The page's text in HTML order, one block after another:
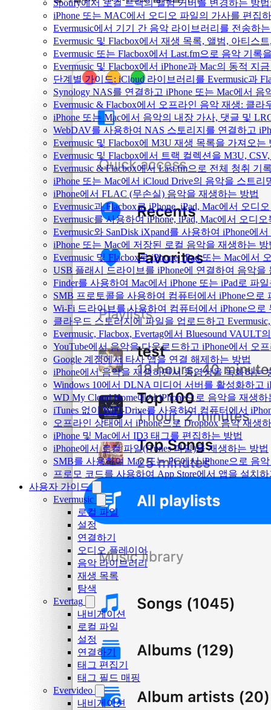
Spotify에서 로컬 트랙의 앨범 커버를 변경하는 방
iPhone 또는 MAC에서 오디오 파일의 가사를 편집
Evermusic에서 기기 간 음악 라이브러리를 전송하
Evermusic 및 Flacbox에서 재생 목록, 앨범, 아티스
Evermusic 또는 Flacbox에서 Last.fm으로 음악 기록
Evermusic 및 Flacbox에서 iPhone과 Mac의 동적 지
단계별 가이드: iCloud 라이브러리를 Evermusic과
Synology NAS를 연결하고 iPhone 또는 Mac에서 음
Evermusic & Flacbox에서 오프라인 음악 재생: 클
iPhone 또는 Mac에서 음악의 내장 가사, 댓글 및
WebDAV를 사용하여 NAS 스토리지를 연결하고
Evermusic 및 Flacbox에 M3U 재생 목록을 가져오는
Evermusic 및 Flacbox에서 트랙 컬렉션을 M3U,
Evermusic & Flacbox에서 Last.fm으로 전체 청취 기
iPhone 또는 Mac에서 iCloud Drive의 음악을 스트리
iPhone에서 FLAC (무손실) 음악을 재생하는 방법
Evermusic과 Flacbox로 iPhone, iPad, Mac에서 오
Evermusic를 사용하여 iPhone, iPad, Mac에서 오디
Evermusic와 SanDisk iXpand를 사용하여 iPhone
iPhone 또는 Mac에 저장된 로컬 음악을 재생하는 방
Evermusic 및 Flacbox로 iPhone, iPad 또는 Mac에
USB 플래시 드라이브를 iPhone에 연결하여 음악
Finder를 사용하여 Mac에서 iPhone 또는 iPad로 파
SMB 프로토콜을 사용하여 컴퓨터에서 iPhone으로
Wi-Fi 드라이브를 사용하여 컴퓨터에서 iPhone으
클라우드 스토리지에 파일을 업로드하고
Evermusic, Flacbox, Evertag에서 Bluesound
YouTube에서 음악을 다운로드하고 iPhone에서 오
Google 계정에서 타사 앱을 연결 해제하는 방법
iPhone에서 음악을 재생하면서 동영상을 녹화하는
Windows 10에서 DLNA 미디어 서버를 활성화하고
WD My Cloud Home에서 iPhone으로 음악을 재생
iTunes 없이 WiFi-Drive를 사용하여 컴퓨터에서
오프라인 상태에서 iPhone으로 Dropbox 음악 재생
iPhone 및 Mac에서 ID3 태그를 편집하는 방법
iPhone에서 로컬 파일(iTunes 파일)을 재생하는 방법
SMB를 사용하여 Mac 또는 PC에서 iPhone으로 음
프로모 코드를 사용하여 App Store에서 앱을 설치
사용자 가이드
Evermusic
로컬 파일
설정
연결하기
오디오 플레이어
음악 라이브러리
재생 목록
탐색
Evertag
내비게이션
로컬 파일
설정
연결하기
태그 편집기
태그 필드 매핑
Evervideo
내비게이션